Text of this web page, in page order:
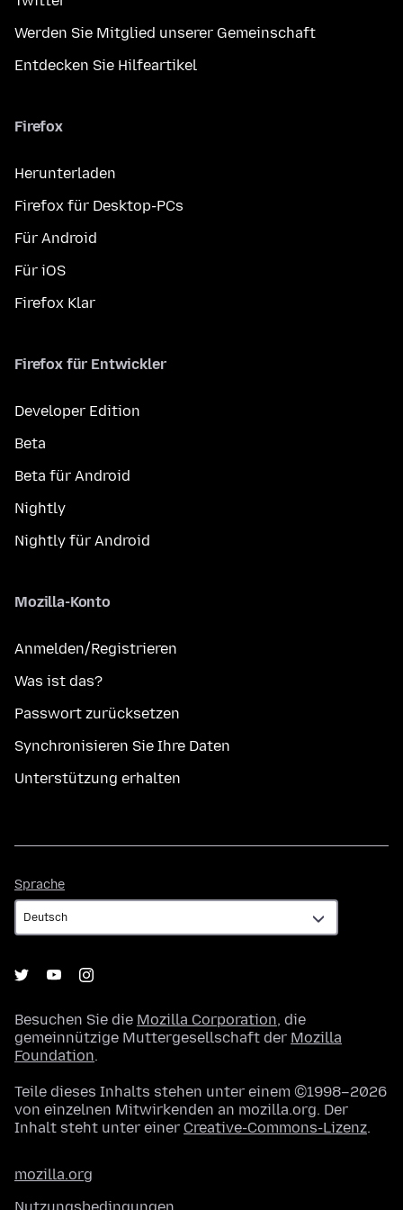
Werden Sie Mitglied unserer Gemeinschaft
Entdecken Sie Hilfeartikel
Firefox
Herunterladen
Firefox für Desktop-PCs
Für Android
Für iOS
Firefox Klar
Firefox für Entwickler
Developer Edition
Beta
Beta für Android
Nightly
Nightly für Android
Mozilla-Konto
Anmelden/Registrieren
Was ist das?
Passwort zurücksetzen
Synchronisieren Sie Ihre Daten
Unterstützung erhalten
Sprache
Besuchen Sie die Mozilla Corporation, die
gemeinnützige Muttergesellschaft der Mozilla
Foundation.
Teile dieses Inhalts stehen unter einem ©1998–2026
von einzelnen Mitwirkenden an mozilla.org. Der
Inhalt steht unter einer Creative-Commons-Lizenz.
mozilla.org